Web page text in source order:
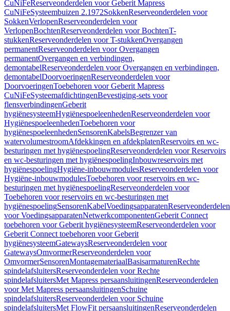
CuNiFeReserveonderdelen voor Geberit Mapress
CuNiFeSysteembuizen 2.1972SokkenReserveonderdelen voor
SokkenVerlopenReserveonderdelen voor
VerlopenBochtenReserveonderdelen voor BochtenT-
stukkenReserveonderdelen voor T-stukkenOvergangen
permanentReserveonderdelen voor Overgangen
permanentOvergangen en verbindingen,
demontabelReserveonderdelen voor Overgangen en verbindingen,
demontabelDoorvoeringenReserveonderdelen voor
DoorvoeringenToebehoren voor Geberit Mapress
CuNiFeSysteemafdichtingenBevestiging-sets voor
flensverbindingenGeberit
hygiënesysteemHygiënespoeleenhedenReserveonderdelen voor
HygiënespoeleenhedenToebehoren voor
hygiënespoeleenhedenSensorenKabelsBegrenzer van
watervolumestroomAfdekkingen en afdekplatenReservoirs en wc-
besturingen met hygiënespoelingReserveonderdelen voor Reservoirs
en wc-besturingen met hygiënespoelingInbouwreservoirs met
hygiënespoelingHygiëne-inbouwmodulesReserveonderdelen voor
Hygiëne-inbouwmodulesToebehoren voor reservoirs en wc-
besturingen met hygiënespoelingReserveonderdelen voor
Toebehoren voor reservoirs en wc-besturingen met
hygiënespoelingSensorenKabelVoedingsapparatenReserveonderdelen
voor VoedingsapparatenNetwerkcomponentenGeberit Connect
toebehoren voor Geberit hygiënesysteemReserveonderdelen voor
Geberit Connect toebehoren voor Geberit
hygiënesysteemGatewaysReserveonderdelen voor
GatewaysOmvormerReserveonderdelen voor
OmvormerSensorenMontagemateriaalBasisarmaturenRechte
spindelafsluitersReserveonderdelen voor Rechte
spindelafsluitersMet Mapress persaansluitingenReserveonderdelen
voor Met Mapress persaansluitingenSchuine
spindelafsluitersReserveonderdelen voor Schuine
spindelafsluitersMet FlowFit persaansluitingenReserveonderdelen